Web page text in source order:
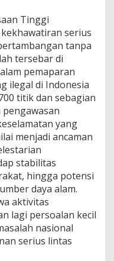
Tinggi
serius
tanpa
tersebar di
pemaparan
ilegal di Indonesia
titik dan sebagian
yang
menjadi ancaman
stabilitas
hingga potensi
daya alam.
aktivitas
lagi persoalan kecil
nasional
serius lintas